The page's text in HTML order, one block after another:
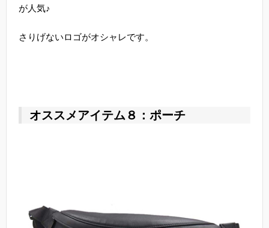
が人気♪
さりげないロゴがオシャレです。
オススメアイテム８：ポーチ